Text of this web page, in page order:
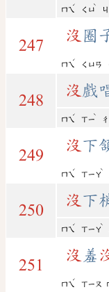
ㄇㄟ
ˊ
ㄑㄩ
ˋ
247
沒 圈
ㄇㄟ
ˊ
ㄑㄩㄢ
248
沒 戲
ㄇㄟ
ˊ
ㄒㄧ
ˋ
249
沒 下
ㄇㄟ
ˊ
ㄒㄧㄚ
ˋ
250
沒 下
ㄇㄟ
ˊ
ㄒㄧㄚ
ˋ
251
沒 羞
ㄇㄟ
ˊ
ㄒㄧㄡ